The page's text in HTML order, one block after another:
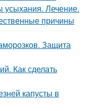
усыхания. Лечение.
причины
Защита
Как сделать
капусты в